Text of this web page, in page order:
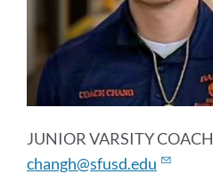
JUNIOR VARSITY
changh@sfusd.edu